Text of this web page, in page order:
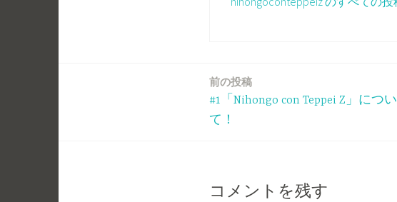
前の投稿
#1「Nihongo con Teppei Z」につい
て！
コメントを残す